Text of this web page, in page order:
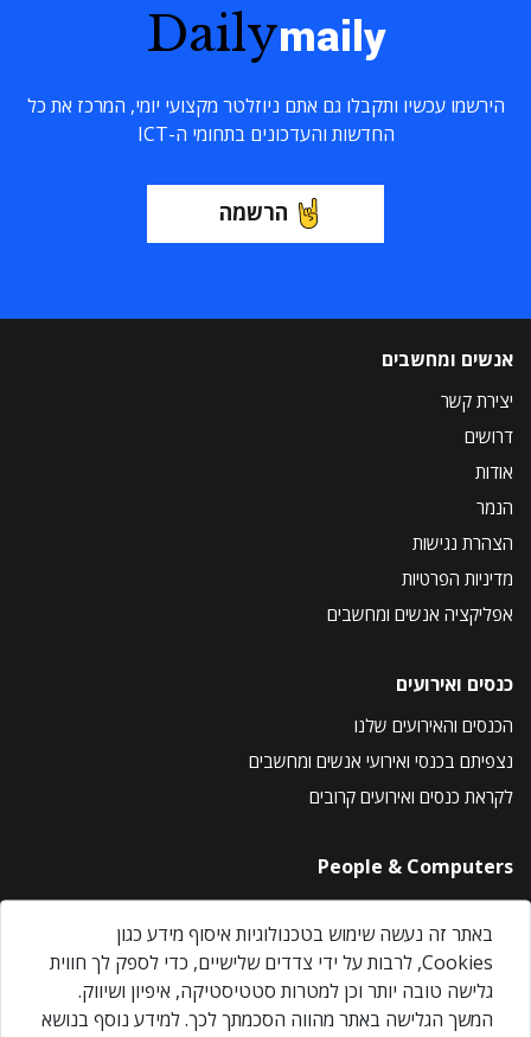
Dailymaily
הירשמו עכשיו ותקבלו גם אתם ניוזלטר מקצועי יומי, המרכז את כל
החדשות והעדכונים בתחומי ה-ICT
הרשמה
אנשים ומחשבים
יצירת קשר
דרושים
אודות
הנמר
הצהרת נגישות
מדיניות הפרטיות
אפליקציה אנשים ומחשבים
כנסים ואירועים
הכנסים והאירועים שלנו
נצפיתם בכנסי ואירועי אנשים ומחשבים
לקראת כנסים ואירועים קרובים
People & Computers
About Us
Privacy Policy
Contact Us
Our Events
באתר זה נעשה שימוש בטכנולוגיות איסוף מידע כגון
Cookies, לרבות על ידי צדדים שלישיים, כדי לספק לך חווית
גלישה טובה יותר וכן למטרות סטטיסטיקה, איפיון ושיווק.
המשך הגלישה באתר מהווה הסכמתך לכך. למידע נוסף בנושא